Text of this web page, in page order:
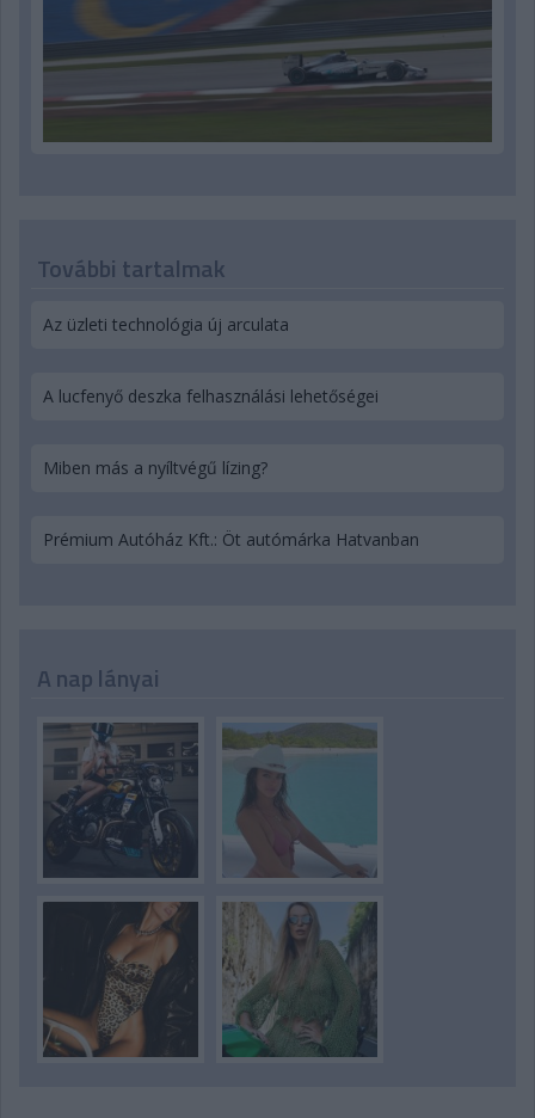
További tartalmak
Az üzleti technológia új arculata
A lucfenyő deszka felhasználási lehetőségei
Miben más a nyíltvégű lízing?
Prémium Autóház Kft.: Öt autómárka Hatvanban
A nap lányai